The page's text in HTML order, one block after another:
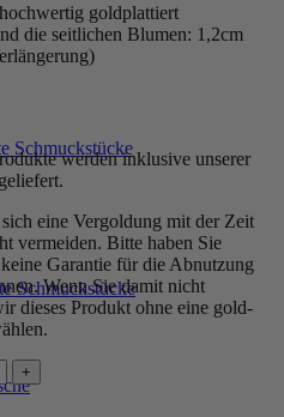
Schmuckstücke
Schmuckstücke
goldplattiert
die seitlichen Blumen: 1,2cm
werden inklusive unserer
eine Vergoldung mit der Zeit
vermeiden. Bitte haben Sie
Garantie für die Abnutzung
Wenn Sie damit nicht
dieses Produkt ohne eine gold-